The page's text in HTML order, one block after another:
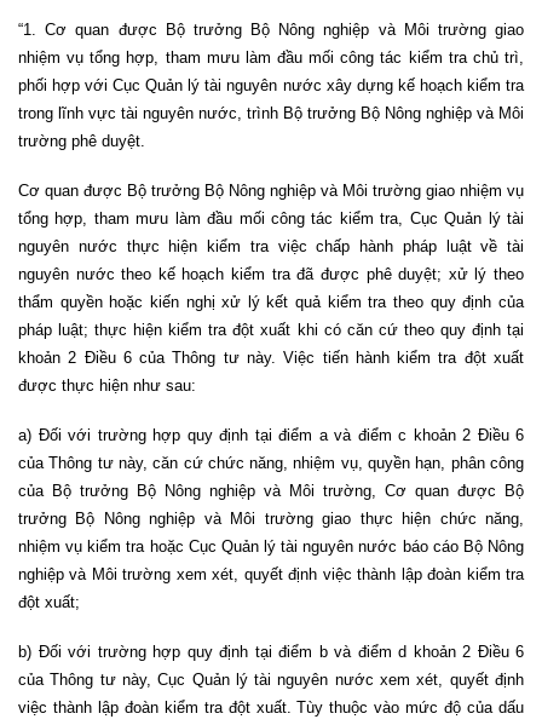
“1. Cơ quan được Bộ trưởng Bộ Nông nghiệp và Môi trường giao
nhiệm vụ tổng hợp, tham mưu làm đầu mối công tác kiểm tra chủ trì,
phối hợp với Cục Quản lý tài nguyên nước xây dựng kế hoạch kiểm tra
trong lĩnh vực tài nguyên nước, trình Bộ trưởng Bộ Nông nghiệp và Môi
trường phê duyệt.
Cơ quan được Bộ trưởng Bộ Nông nghiệp và Môi trường giao nhiệm vụ
tổng hợp, tham mưu làm đầu mối công tác kiểm tra, Cục Quản lý tài
nguyên nước thực hiện kiểm tra việc chấp hành pháp luật về tài
nguyên nước theo kế hoạch kiểm tra đã được phê duyệt; xử lý theo
thẩm quyền hoặc kiến nghị xử lý kết quả kiểm tra theo quy định của
pháp luật; thực hiện kiểm tra đột xuất khi có căn cứ theo quy định tại
khoản 2 Điều 6 của Thông tư này. Việc tiến hành kiểm tra đột xuất
được thực hiện như sau:
a) Đối với trường hợp quy định tại điểm a và điểm c khoản 2 Điều 6
của Thông tư này, căn cứ chức năng, nhiệm vụ, quyền hạn, phân công
của Bộ trưởng Bộ Nông nghiệp và Môi trường, Cơ quan được Bộ
trưởng Bộ Nông nghiệp và Môi trường giao thực hiện chức năng,
nhiệm vụ kiểm tra hoặc Cục Quản lý tài nguyên nước báo cáo Bộ Nông
nghiệp và Môi trường xem xét, quyết định việc thành lập đoàn kiểm tra
đột xuất;
b) Đối với trường hợp quy định tại điểm b và điểm d khoản 2 Điều 6
của Thông tư này, Cục Quản lý tài nguyên nước xem xét, quyết định
việc thành lập đoàn kiểm tra đột xuất. Tùy thuộc vào mức độ của dấu